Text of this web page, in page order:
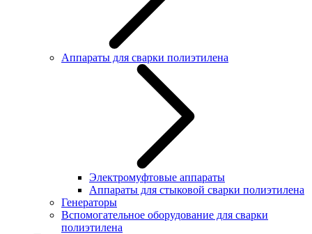
Аппараты для сварки полиэтилена
Электромуфтовые аппараты
Аппараты для стыковой сварки полиэтилена
Генераторы
Вспомогательное оборудование для сварки
полиэтилена